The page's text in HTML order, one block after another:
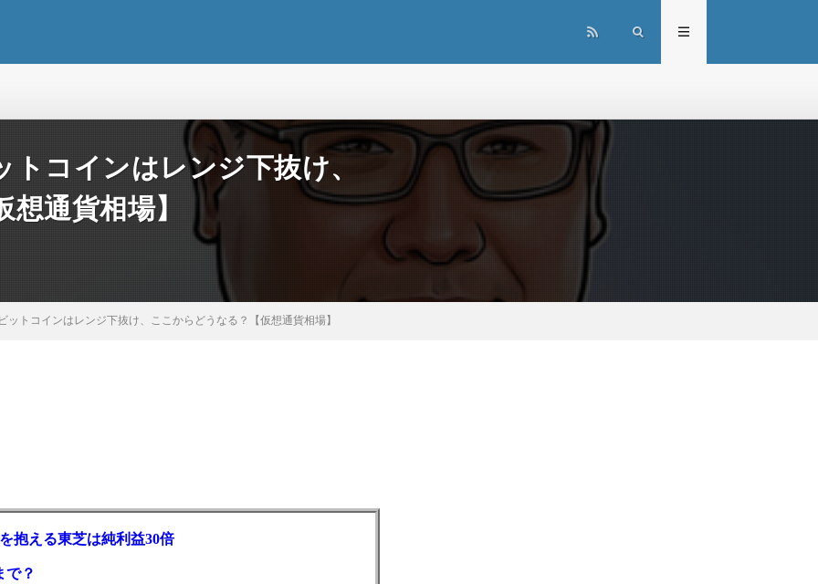
コインはレンジ下抜け、
通貨相場】
ットコインはレンジ下抜け、ここからどうなる？【仮想通貨相場】
抱える東芝は純利益30倍
で？